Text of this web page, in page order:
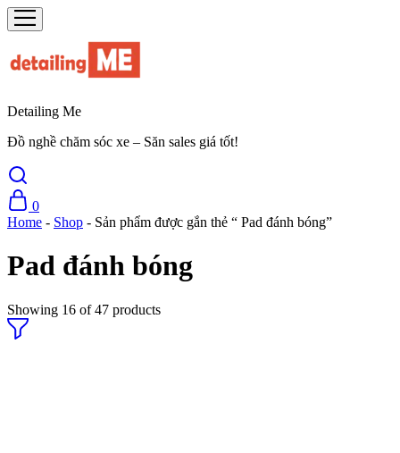
Detailing Me
Đồ nghề chăm sóc xe – Săn sales giá tốt!
0
Home - Shop - Sản phẩm được gắn thẻ “ Pad đánh bóng”
Pad đánh bóng
Showing 16 of47 products